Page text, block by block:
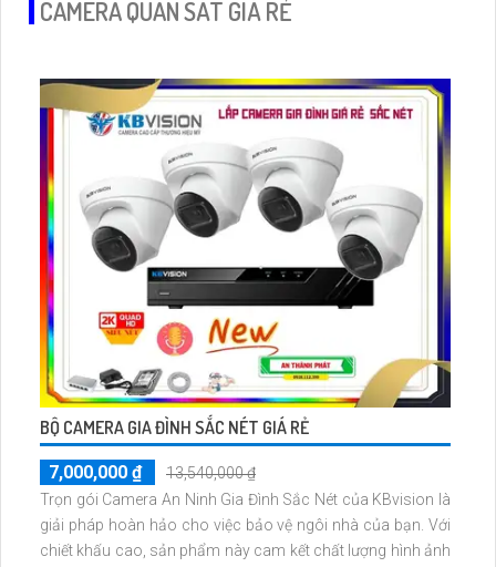
CAMERA QUAN SÁT GIÁ RẺ
BỘ CAMERA GIA ĐÌNH SẮC NÉT GIÁ RẺ
7,000,000 ₫
13,540,000 ₫
Trọn gói Camera An Ninh Gia Đình Sắc Nét của KBvision là
giải pháp hoàn hảo cho việc bảo vệ ngôi nhà của bạn. Với
chiết khấu cao, sản phẩm này cam kết chất lượng hình ảnh